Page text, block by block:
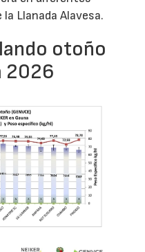
Llanada Alavesa.
otoño
2026